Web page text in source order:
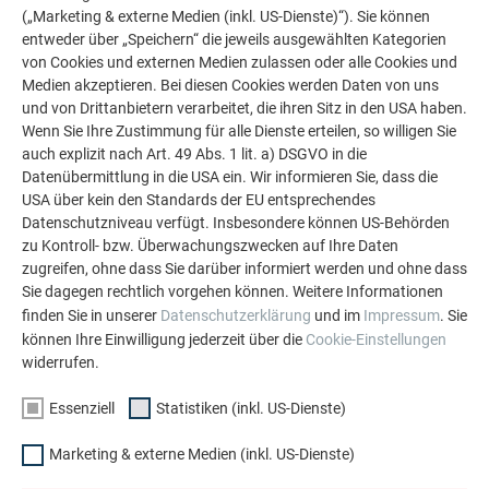
LASSEN SIE SICH INSPIRIEREN
WEITERE OBJEKTE
Die PREFA Referenzgalerie zeigt, wie vielseitig
Aluminium eingesetzt werden kann. Entdecken Sie
weitere beeindruckende Projekte mit den langlebigen
PREFA Aluminiumlösungen für Dach, Solar und
Fassade.
MEHR REFERENZEN ANSEHEN
(„Marketing & externe Medien (inkl. US-Dienste)“). Sie können
entweder über „Speichern“ die jeweils ausgewählten Kategorien
von Cookies und externen Medien zulassen oder alle Cookies und
Medien akzeptieren. Bei diesen Cookies werden Daten von uns
und von Drittanbietern verarbeitet, die ihren Sitz in den USA haben.
Wenn Sie Ihre Zustimmung für alle Dienste erteilen, so willigen Sie
auch explizit nach Art. 49 Abs. 1 lit. a) DSGVO in die
Datenübermittlung in die USA ein. Wir informieren Sie, dass die
USA über kein den Standards der EU entsprechendes
Datenschutzniveau verfügt. Insbesondere können US-Behörden
zu Kontroll- bzw. Überwachungszwecken auf Ihre Daten
zugreifen, ohne dass Sie darüber informiert werden und ohne dass
Sie dagegen rechtlich vorgehen können. Weitere Informationen
finden Sie in unserer Datenschutzerklärung und im Impressum. Sie
können Ihre Einwilligung jederzeit über die Cookie-Einstellungen
widerrufen.
Essenziell Statistiken (inkl. US-Dienste)
Marketing & externe Medien (inkl. US-Dienste)